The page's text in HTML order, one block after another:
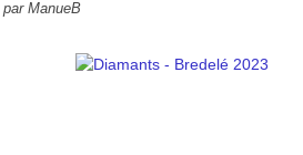
par ManueB